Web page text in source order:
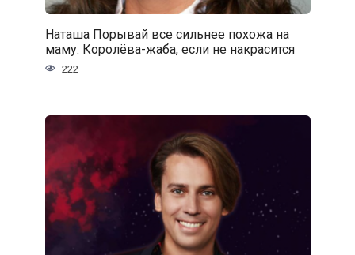
Наташа Порывай все сильнее похожа на
маму. Королёва-жаба, если не накрасится
222